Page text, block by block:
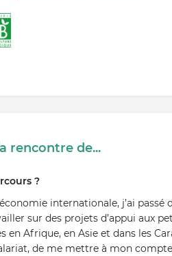
rencontre de...
?
internationale, j’ai passé
sur des projets d’appui aux
en Afrique, en Asie et dans les
de me mettre à mon